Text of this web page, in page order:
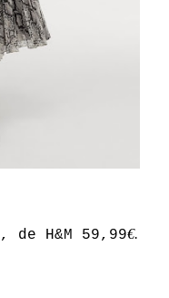
, de H&M 59,99€.